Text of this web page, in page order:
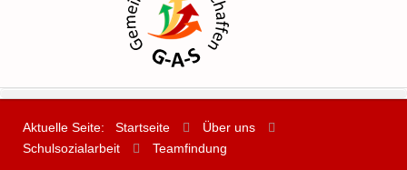
Aktuelle Seite: Startseite
Über uns
Schulsozialarbeit
Teamfindung